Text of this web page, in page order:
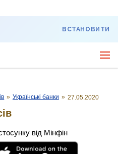
ВСТАНОВИТИ
» Українські банки » 27.05.2020
від Мінфін